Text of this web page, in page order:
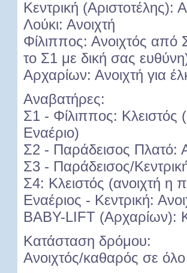
Κεντρική (Αριστοτέλης):
Λούκι: Ανοιχτή
Φίλιππος: Ανοιχτός
το Σ1 με δική σας
Αρχαρίων: Ανοιχτή για
Αναβατήρες:
Σ1 - Φίλιππος: Κλειστός
Εναέριο)
Σ2 - Παράδεισος Πλατό:
Σ3 - Παράδεισος/
Σ4: Κλειστός (ανοιχτή η
Εναέριος - Κεντρική:
BABY-LIFT (Αρχαρίων):
Κατάσταση δρόμου:
Ανοιχτός/καθαρός σε